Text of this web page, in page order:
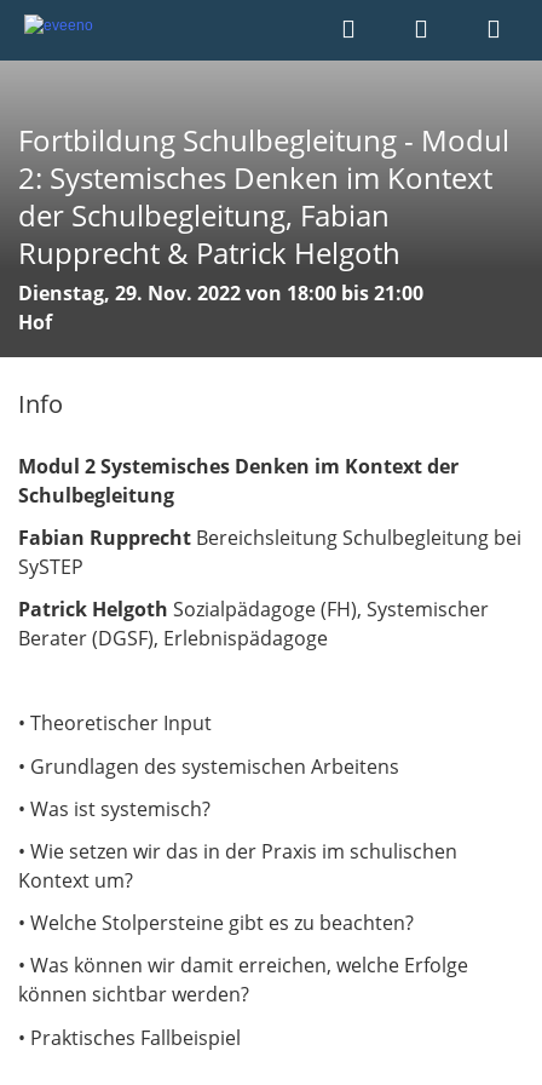
Fortbildung Schulbegleitung - Modul
2: Systemisches Denken im Kontext
der Schulbegleitung, Fabian
Rupprecht & Patrick Helgoth
Dienstag, 29. Nov. 2022 von 18:00 bis 21:00
Hof
Info
Modul 2 Systemisches Denken im Kontext der
Schulbegleitung
Fabian Rupprecht Bereichsleitung Schulbegleitung bei
SySTEP
Patrick Helgoth Sozialpädagoge (FH), Systemischer
Berater (DGSF), Erlebnispädagoge
• Theoretischer Input
• Grundlagen des systemischen Arbeitens
• Was ist systemisch?
• Wie setzen wir das in der Praxis im schulischen
Kontext um?
• Welche Stolpersteine gibt es zu beachten?
• Was können wir damit erreichen, welche Erfolge
können sichtbar werden?
• Praktisches Fallbeispiel